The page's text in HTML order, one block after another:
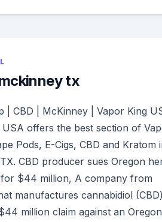
tx
| CBD | McKinney | Vapor King
offers the best section of
Pods, E-Cigs, CBD and Kratom
CBD producer sues Oregon
for $44 million, A company from
manufactures cannabidiol (CBD)
million claim against an